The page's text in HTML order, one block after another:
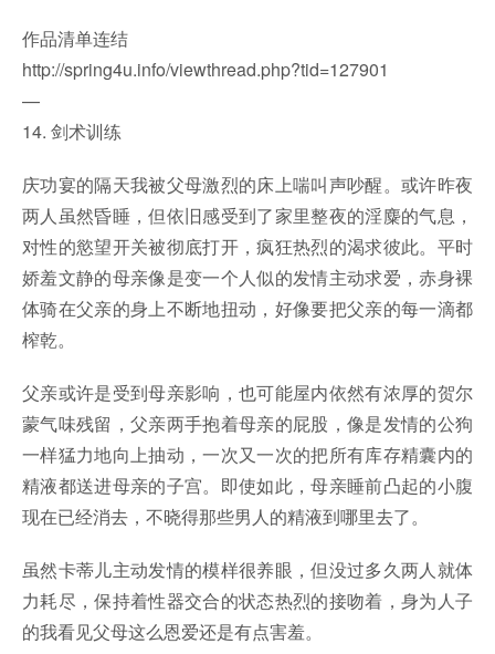
作品清单连结
http://spring4u.info/viewthread.php?tid=127901
—
14. 剑术训练
庆功宴的隔天我被父母激烈的床上喘叫声吵醒。或许昨夜
两人虽然昏睡，但依旧感受到了家里整夜的淫麋的气息，
对性的慾望开关被彻底打开，疯狂热烈的渴求彼此。平时
娇羞文静的母亲像是变一个人似的发情主动求爱，赤身裸
体骑在父亲的身上不断地扭动，好像要把父亲的每一滴都
榨乾。
父亲或许是受到母亲影响，也可能屋内依然有浓厚的贺尔
蒙气味残留，父亲两手抱着母亲的屁股，像是发情的公狗
一样猛力地向上抽动，一次又一次的把所有库存精囊内的
精液都送进母亲的子宫。即使如此，母亲睡前凸起的小腹
现在已经消去，不晓得那些男人的精液到哪里去了。
虽然卡蒂儿主动发情的模样很养眼，但没过多久两人就体
力耗尽，保持着性器交合的状态热烈的接吻着，身为人子
的我看见父母这么恩爱还是有点害羞。